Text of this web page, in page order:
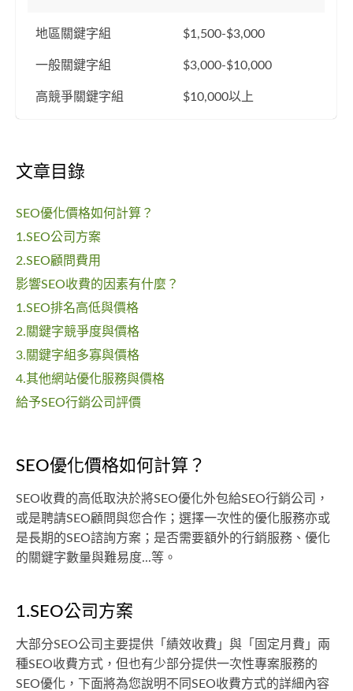
地區關鍵字組 $1,500-$3,000
一般關鍵字組 $3,000-$10,000
高競爭關鍵字​組 $10,000以上
文章目錄
SEO優化價格如何計算？
1.SEO公司方案
2.SEO顧問費用
影響SEO收費的因素有什麼？
1.SEO排名高低與價格
2.關鍵字競爭度與價格
3.關鍵字組多寡與價格
4.其他網站優化服務與價格
給予SEO行銷公司評價
SEO優化價格如何計算？
SEO收費的高低取決於將SEO優化外包給SEO行銷公司，
或是聘請SEO顧問與您合作；選擇一次性的優化服務亦或
是長期的SEO諮詢方案；是否需要額外的行銷服務、優化
的關鍵字數量與難易度...等。
1.SEO公司方案
大部分SEO公司主要提供「績效收費」與「固定月費」兩
種SEO收費方式，但也有少部分提供一次性專案服務的
SEO優化，下面將為您說明不同SEO收費方式的詳細內容